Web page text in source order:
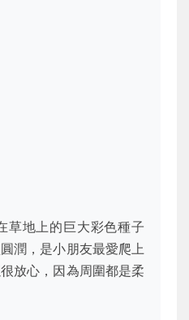
草地上的巨大彩色種子
潤，是小朋友最愛爬上
放心，因為周圍都是柔